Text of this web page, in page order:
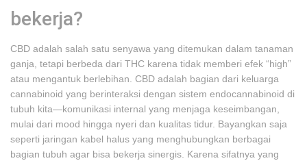
bekerja?
CBD adalah salah satu senyawa yang ditemukan dalam tanaman
ganja, tetapi berbeda dari THC karena tidak memberi efek “high”
atau mengantuk berlebihan. CBD adalah bagian dari keluarga
cannabinoid yang berinteraksi dengan sistem endocannabinoid di
tubuh kita—komunikasi internal yang menjaga keseimbangan,
mulai dari mood hingga nyeri dan kualitas tidur. Bayangkan saja
seperti jaringan kabel halus yang menghubungkan berbagai
bagian tubuh agar bisa bekerja sinergis. Karena sifatnya yang